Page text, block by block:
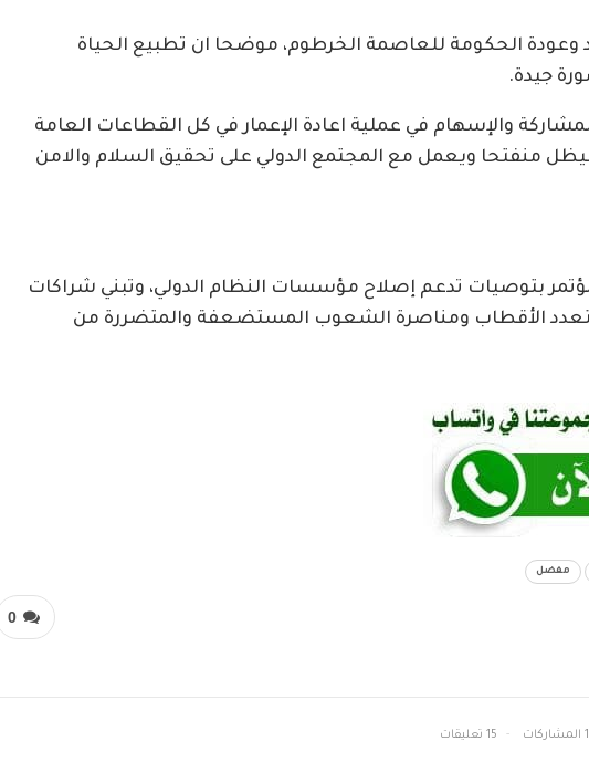
وعودة الحكومة للعاصمة الخرطوم، موضحا ان تطبيع الحياة
جيدة.
والإسهام في عملية اعادة الإعمار في كل القطاعات العامة
منفتحا ويعمل مع المجتمع الدولي على تحقيق السلام والامن
بتوصيات تدعم إصلاح مؤسسات النظام الدولي، وتبني شراكات
متعدد الأقطاب ومناصرة الشعوب المستضعفة والمتضررة من
مفضل
0
15 تعليقات